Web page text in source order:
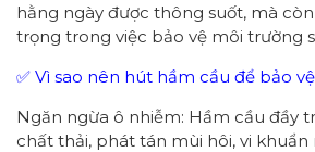
hằng ngày được thông suốt, mà
trọng trong việc bảo vệ môi trường
✅ Vì sao nên hút hầm cầu để bảo
Ngăn ngừa ô nhiễm: Hầm cầu đầy
chất thải, phát tán mùi hôi, vi khuẩn